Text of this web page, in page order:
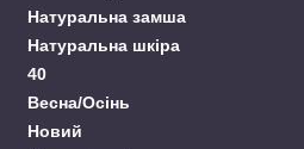
Натуральна замша
Натуральна шкіра
40
Весна/Осінь
Новий